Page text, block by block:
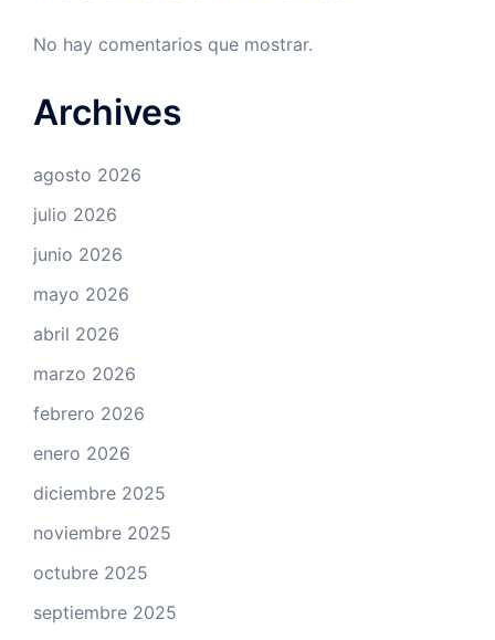
No hay comentarios que mostrar.
Archives
agosto 2026
julio 2026
junio 2026
mayo 2026
abril 2026
marzo 2026
febrero 2026
enero 2026
diciembre 2025
noviembre 2025
octubre 2025
septiembre 2025